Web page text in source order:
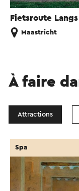
Fietsroute
Maastricht
À faire
Attractions
Spa